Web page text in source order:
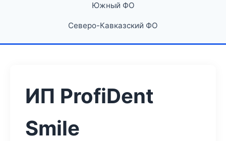
Южный ФО
Северо-Кавказский ФО
ИП ProfiDent
Smile